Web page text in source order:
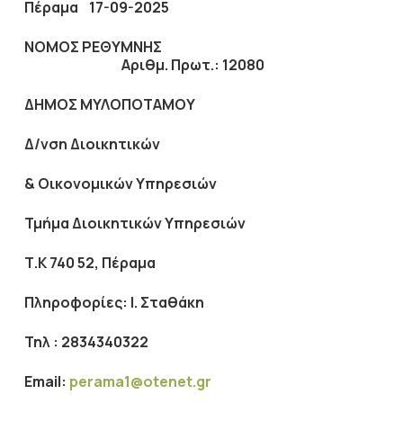
Πέραμα 17-09-2025
ΝΟΜΟΣ ΡΕΘΥΜΝΗΣ
Αριθμ. Πρωτ.: 12080
ΔΗΜΟΣ ΜΥΛΟΠΟΤΑΜΟΥ
Δ/νση Διοικητικών
& Οικονομικών Υπηρεσιών
Τμήμα Διοικητικών Υπηρεσιών
Τ.Κ 740 52, Πέραμα
Πληροφορίες: Ι. Σταθάκη
Τηλ : 2834340322
Εmail: perama1@otenet.gr